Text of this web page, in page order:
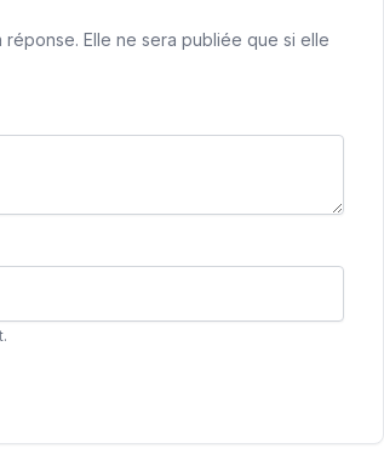
Elle ne sera publiée que si elle